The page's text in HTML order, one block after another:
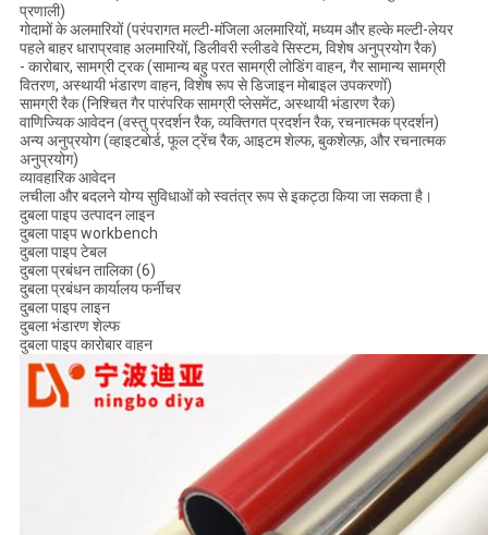
प्रणाली)
गोदामों के अलमारियों (परंपरागत मल्टी-मंजिला अलमारियों, मध्यम और हल्के मल्टी-लेयर
पहले बाहर धाराप्रवाह अलमारियों, डिलीवरी स्लीडवे सिस्टम, विशेष अनुप्रयोग रैक)
- कारोबार, सामग्री ट्रक (सामान्य बहु परत सामग्री लोडिंग वाहन, गैर सामान्य सामग्री
वितरण, अस्थायी भंडारण वाहन, विशेष रूप से डिजाइन मोबाइल उपकरणों)
सामग्री रैक (निश्चित गैर पारंपरिक सामग्री प्लेसमेंट, अस्थायी भंडारण रैक)
वाणिज्यिक आवेदन (वस्तु प्रदर्शन रैक, व्यक्तिगत प्रदर्शन रैक, रचनात्मक प्रदर्शन)
अन्य अनुप्रयोग (व्हाइटबोर्ड, फूल ट्रेंच रैक, आइटम शेल्फ, बुकशेल्फ़, और रचनात्मक
अनुप्रयोग)
व्यावहारिक आवेदन
लचीला और बदलने योग्य सुविधाओं को स्वतंत्र रूप से इकट्ठा किया जा सकता है।
दुबला पाइप उत्पादन लाइन
दुबला पाइप workbench
दुबला पाइप टेबल
दुबला प्रबंधन तालिका (6)
दुबला प्रबंधन कार्यालय फर्नीचर
दुबला पाइप लाइन
दुबला भंडारण शेल्फ
दुबला पाइप कारोबार वाहन